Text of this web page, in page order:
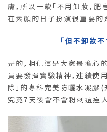
膚，所以一款「不用卸妝，
在素顏的日子扮演很重要的
「但不卸妝不
是的，相信這是大家最擔心
員要發揮實驗精神，連續使
除」的專科完美防曬水凝膠(
究竟7天後會不會粉刺痘痘